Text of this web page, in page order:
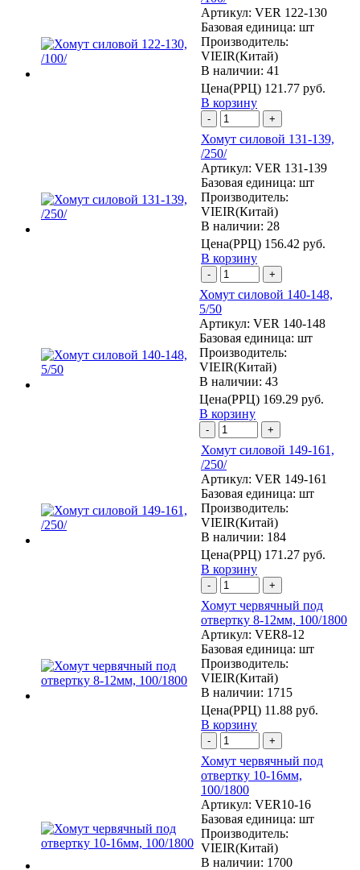
Артикул: VER 122-130
Базовая единица: шт
Производитель:
VIEIR(Китай)
В наличии: 41
Цена(РРЦ) 121.77 руб.
В корзину
- +
Хомут силовой 131-139,
/250/
Артикул: VER 131-139
Базовая единица: шт
Производитель:
VIEIR(Китай)
В наличии: 28
Цена(РРЦ) 156.42 руб.
В корзину
- +
Хомут силовой 140-148,
5/50
Артикул: VER 140-148
Базовая единица: шт
Производитель:
VIEIR(Китай)
В наличии: 43
Цена(РРЦ) 169.29 руб.
В корзину
- +
Хомут силовой 149-161,
/250/
Артикул: VER 149-161
Базовая единица: шт
Производитель:
VIEIR(Китай)
В наличии: 184
Цена(РРЦ) 171.27 руб.
В корзину
- +
Хомут червячный под
отвертку 8-12мм, 100/1800
Артикул: VER8-12
Базовая единица: шт
Производитель:
VIEIR(Китай)
В наличии: 1715
Цена(РРЦ) 11.88 руб.
В корзину
- +
Хомут червячный под
отвертку 10-16мм,
100/1800
Артикул: VER10-16
Базовая единица: шт
Производитель:
VIEIR(Китай)
В наличии: 1700